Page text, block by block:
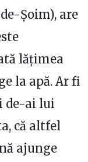
Șoim), are
lățimea
la apă. Ar fi
de-ai lui
că altfel
ajunge